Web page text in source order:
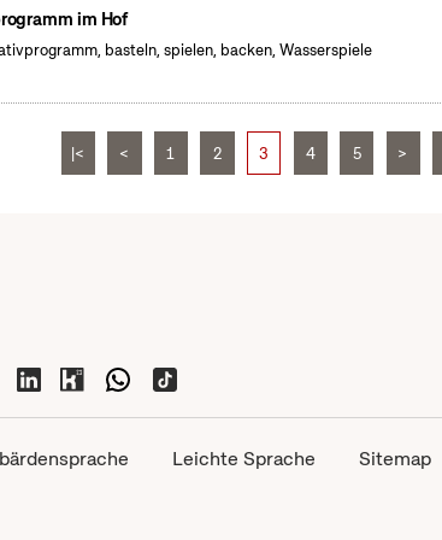
im Hof
basteln, spielen, backen, Wasserspiele
|< < 1 2 3 4 5 >
Leichte Sprache Sitemap